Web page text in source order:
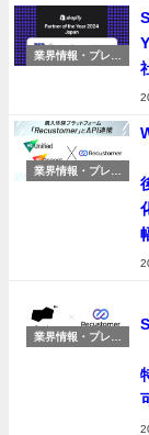
業界情報・プレス
業界情報・プレス
業界情報・プレス